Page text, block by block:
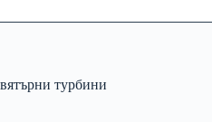
вятърни турбини